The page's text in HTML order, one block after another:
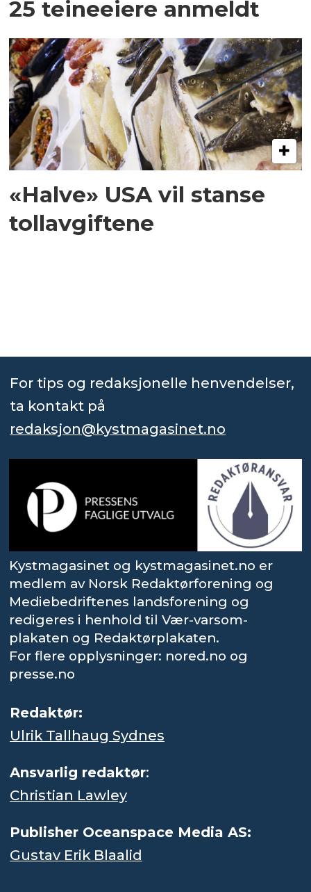
25 teineeiere anmeldt
«Halve» USA vil stanse
tollavgiftene
For tips og redaksjonelle henvendelser,
ta kontakt på
redaksjon@kystmagasinet.no
Kystmagasinet og kystmagasinet.no er
medlem av Norsk Redaktørforening og
Mediebedriftenes landsforening og
redigeres i henhold til Vær-varsom-
plakaten og Redaktørplakaten.
For flere opplysninger: nored.no og
presse.no
Redaktør:
Ulrik Tallhaug Sydnes
Ansvarlig redaktør:
Christian Lawley
Publisher Oceanspace Media AS:
Gustav Erik Blaalid